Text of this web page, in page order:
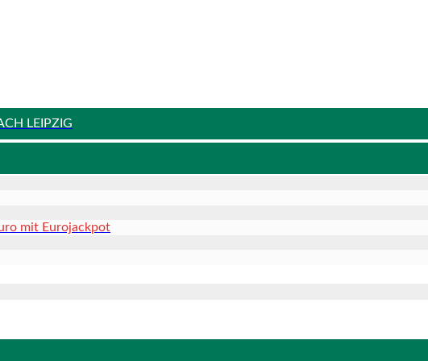
LEIPZIG
mit Eurojackpot